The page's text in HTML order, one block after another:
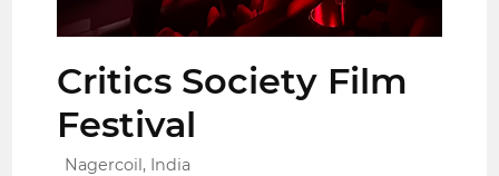
Critics Society Film
Festival
Nagercoil, India